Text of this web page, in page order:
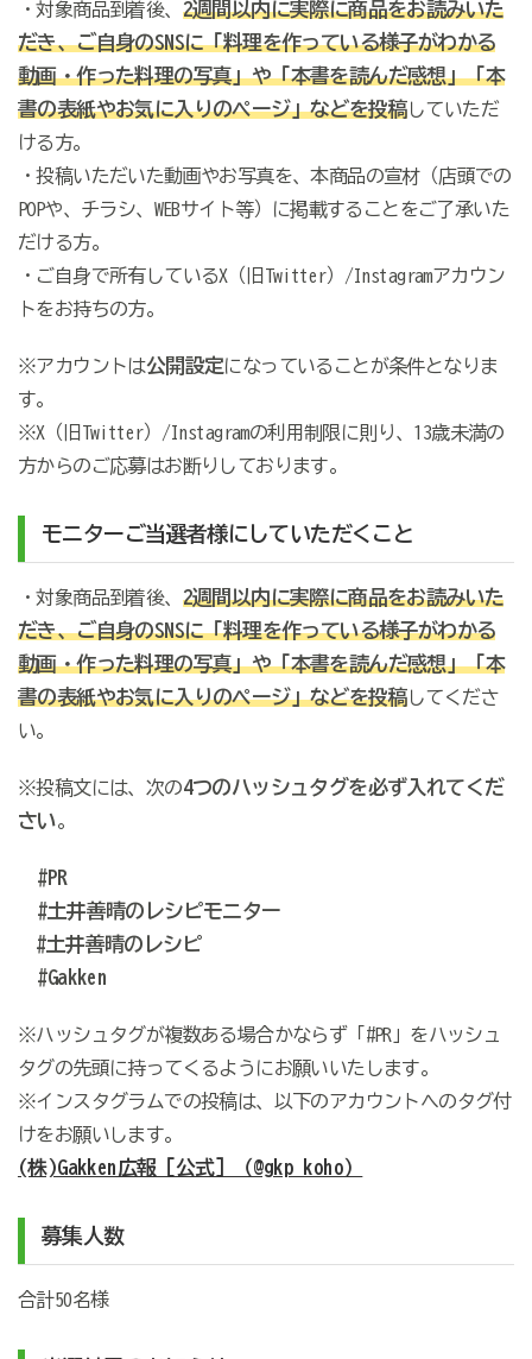
・対象商品到着後、 2週間以内に実際に商品をお読みいた
だき、ご自身のSNSに「料理を作っている様子がわかる
動画・作った料理の写真」や「本書を読んだ感想」「本
書の表紙やお気に入りのページ」などを投稿していただ
ける方。
・投稿いただいた動画やお写真を、本商品の宣材（店頭での
POPや、チラシ、WEBサイト等）に掲載することをご了承いた
だける方。
・ご自身で所有しているX（旧Twitter）/Instagramアカウン
トをお持ちの方。
※アカウントは公開設定になっていることが条件となりま
す。
※X（旧Twitter）/Instagramの利用制限に則り、13歳未満の
方からのご応募はお断りしております。
モニターご当選者様にしていただくこと
・対象商品到着後、 2週間以内に実際に商品をお読みいた
だき、ご自身のSNSに「料理を作っている様子がわかる
動画・作った料理の写真」や「本書を読んだ感想」「本
書の表紙やお気に入りのページ」などを投稿してくださ
い。
※投稿文には、次の4つのハッシュタグを必ず入れてくだ
さい。
#PR
#土井善晴のレシピモニター
#土井善晴のレシピ
#Gakken
※ハッシュタグが複数ある場合かならず「#PR」をハッシュ
タグの先頭に持ってくるようにお願いいたします。
※インスタグラムでの投稿は、以下のアカウントへのタグ付
けをお願いします。
(株)Gakken広報［公式］（@gkp_koho）
募集人数
合計50名様